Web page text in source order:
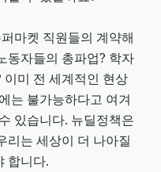
마켓 직원들의 계약해
동자들의 총파업? 학자
미 전 세계적인 현상
는 불가능하다고 여겨
있습니다. 뉴딜정책은
리는 세상이 더 나아질
합니다.